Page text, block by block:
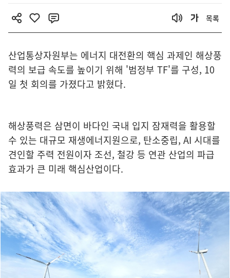
목록
산업통상자원부는 에너지 대전환의 핵심 과제인 해상풍
력의 보급 속도를 높이기 위해 '범정부 TF'를 구성, 10
일 첫 회의를 가졌다고 밝혔다.
해상풍력은 삼면이 바다인 국내 입지 잠재력을 활용할
수 있는 대규모 재생에너지원으로, 탄소중립, AI 시대를
견인할 주력 전원이자 조선, 철강 등 연관 산업의 파급
효과가 큰 미래 핵심산업이다.